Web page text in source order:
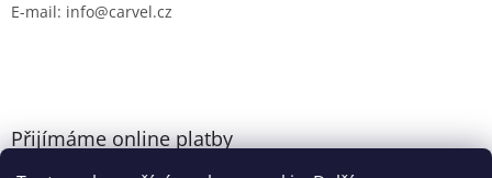
E-mail: info@carvel.cz
Přijímáme online platby